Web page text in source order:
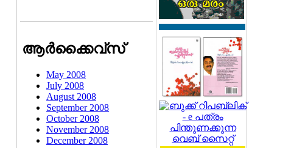
ആര്‍ക്കൈവ്സ്
May 2008
July 2008
August 2008
September 2008
October 2008
November 2008
December 2008